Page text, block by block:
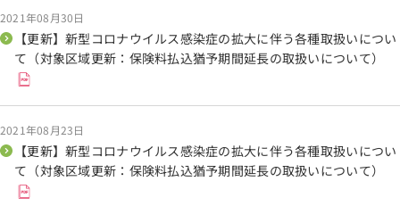
2021年08月30日
【更新】新型コロナウイルス感染症の拡大に伴う各種取扱いについ
て（対象区域更新：保険料払込猶予期間延長の取扱いについて）
2021年08月23日
【更新】新型コロナウイルス感染症の拡大に伴う各種取扱いについ
て（対象区域更新：保険料払込猶予期間延長の取扱いについて）